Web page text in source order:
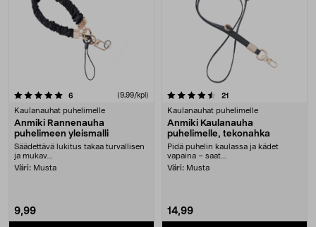
6 (9,99/kpl)
Kaulanauhat puhelimelle
Anmiki Rannenauha
puhelimeen yleismalli
Säädettävä lukitus takaa turvallisen
ja mukav....
Väri: Musta
9,99
4.5 viidestä tähdestä 21
Kaulanauhat puhelimelle
Anmiki Kaulanauha
puhelimelle, tekonahka
Pidä puhelin kaulassa ja kädet
vapaina – saat....
Väri: Musta
14,99